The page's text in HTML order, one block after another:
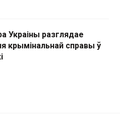
Украіны разглядае
крымінальнай справы ў